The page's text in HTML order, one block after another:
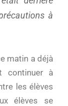
à
matin a déjà
continuer à
les élèves
élèves se